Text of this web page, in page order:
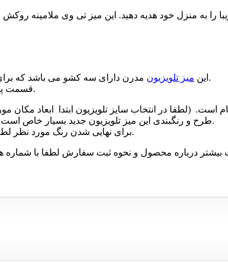
را به منزل خود هدیه دهید. این میز تی وی ملامینه
این میز تلویزیون
مدرن دارای سه کشو می باشد که برای قرار دادن وسایل و لوازم جانبی مورد نیاز تلویزیون مناسب است.
قسمت پایین این مدل محل قرار دادن ریسیور و یا هر گیرنده دیجیتالی است.
طرح و رنگبندی این میز تلویزیون جدید بسیار خاص است و در رنگ های بتنی، فندقی، طوسی و سفید عرضه می شود.
برای نهایی شدن رنگ مورد نظر لطفا بعد از بازدید تصاویر گزینه رنگ مد نظر خود را انتخاب کنید.